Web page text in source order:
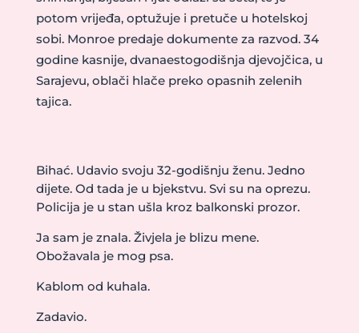
potom vrijeđa, optužuje i pretuče u hotelskoj
sobi. Monroe predaje dokumente za razvod. 34
godine kasnije, dvanaestogodišnja djevojčica, u
Sarajevu, oblači hlače preko opasnih zelenih
tajica.
Bihać. Udavio svoju 32-godišnju ženu. Jedno
dijete. Od tada je u bjekstvu. Svi su na oprezu.
Policija je u stan ušla kroz balkonski prozor.
Ja sam je znala. Živjela je blizu mene.
Obožavala je mog psa.
Kablom od kuhala.
Zadavio.